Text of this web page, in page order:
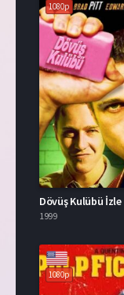
1080p
Dövüş Kulübü İzle
1999
1080p